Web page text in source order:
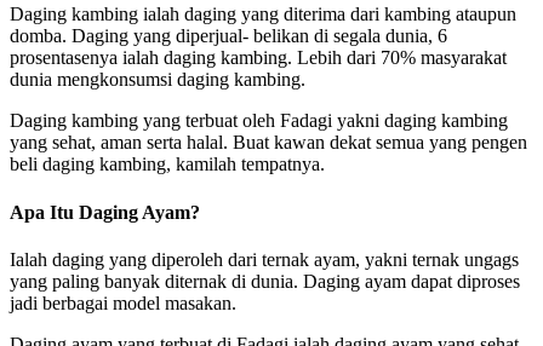
Daging kambing ialah daging yang diterima dari kambing ataupun
domba. Daging yang diperjual- belikan di segala dunia, 6
prosentasenya ialah daging kambing. Lebih dari 70% masyarakat
dunia mengkonsumsi daging kambing.
Daging kambing yang terbuat oleh Fadagi yakni daging kambing
yang sehat, aman serta halal. Buat kawan dekat semua yang pengen
beli daging kambing, kamilah tempatnya.
Apa Itu Daging Ayam?
Ialah daging yang diperoleh dari ternak ayam, yakni ternak ungags
yang paling banyak diternak di dunia. Daging ayam dapat diproses
jadi berbagai model masakan.